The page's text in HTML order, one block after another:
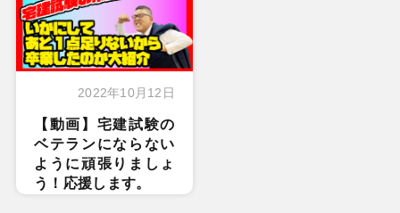
2022年10月12日
【動画】宅建試験の
ベテランにならない
ように頑張りましょ
う！応援します。